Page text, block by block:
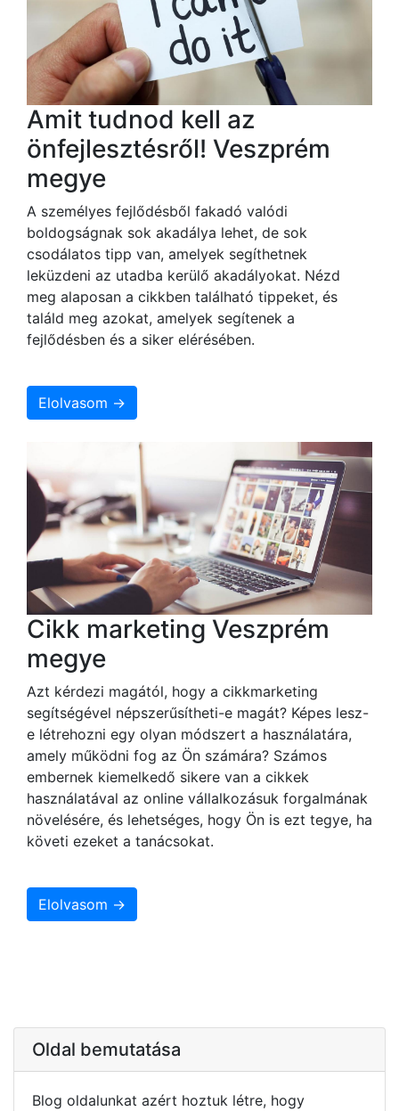
Amit tudnod kell az
önfejlesztésről! Veszprém
megye
A személyes fejlődésből fakadó valódi
boldogságnak sok akadálya lehet, de sok
csodálatos tipp van, amelyek segíthetnek
leküzdeni az utadba kerülő akadályokat. Nézd
meg alaposan a cikkben található tippeket, és
találd meg azokat, amelyek segítenek a
fejlődésben és a siker elérésében.
Elolvasom →
Cikk marketing Veszprém
megye
Azt kérdezi magától, hogy a cikkmarketing
segítségével népszerűsítheti-e magát? Képes lesz-
e létrehozni egy olyan módszert a használatára,
amely működni fog az Ön számára? Számos
embernek kiemelkedő sikere van a cikkek
használatával az online vállalkozásuk forgalmának
növelésére, és lehetséges, hogy Ön is ezt tegye, ha
követi ezeket a tanácsokat.
Elolvasom →
Oldal bemutatása
Blog oldalunkat azért hoztuk létre, hogy